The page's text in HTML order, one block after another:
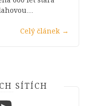
Celý článek →
SÍTÍCH